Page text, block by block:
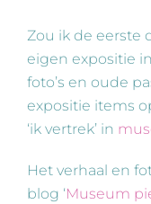
Zou ik de eerste
eigen expositie
foto’s en oude
expositie items
‘ik vertrek’ in
Het verhaal en
blog ‘Museum